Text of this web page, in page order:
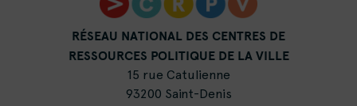
RÉSEAU NATIONAL DES CENTRES DE
RESSOURCES POLITIQUE DE LA VILLE
15 rue Catulienne
93200 Saint-Denis